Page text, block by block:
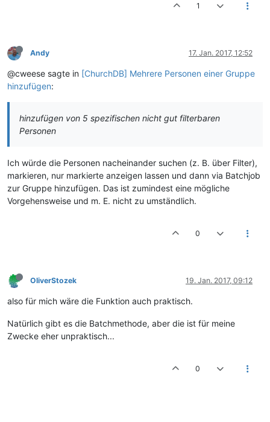
1
Andy 17. Jan. 2017, 12:52
@cweese sagte in [ChurchDB] Mehrere Personen einer Gruppe
hinzufügen:
hinzufügen von 5 spezifischen nicht gut filterbaren
Personen
Ich würde die Personen nacheinander suchen (z. B. über Filter),
markieren, nur markierte anzeigen lassen und dann via Batchjob
zur Gruppe hinzufügen. Das ist zumindest eine mögliche
Vorgehensweise und m. E. nicht zu umständlich.
0
OliverStozek 19. Jan. 2017, 09:12
also für mich wäre die Funktion auch praktisch.
Natürlich gibt es die Batchmethode, aber die ist für meine
Zwecke eher unpraktisch...
0